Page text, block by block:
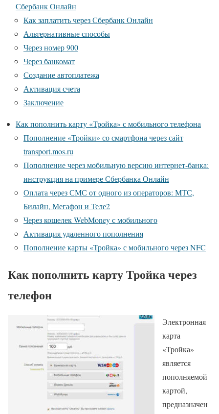
Сбербанк Онлайн
Как заплатить через Сбербанк Онлайн
Альтернативные способы
Через номер 900
Через банкомат
Создание автоплатежа
Активация счета
Заключение
Как пополнить карту «Тройка» с мобильного телефона
Пополнение «Тройки» со смартфона через сайт
transport.mos.ru
Пополнение через мобильную версию интернет-банка:
инструкция на примере Сбербанка Онлайн
Оплата через СМС от одного из операторов: МТС,
Билайн, Мегафон и Теле2
Через кошелек WebMoney с мобильного
Активация удаленного пополнения
Пополнение карты «Тройка» с мобильного через NFC
Как пополнить карту Тройка через
телефон
Электронная
карта
«Тройка»
является
пополняемой
картой,
предназначен